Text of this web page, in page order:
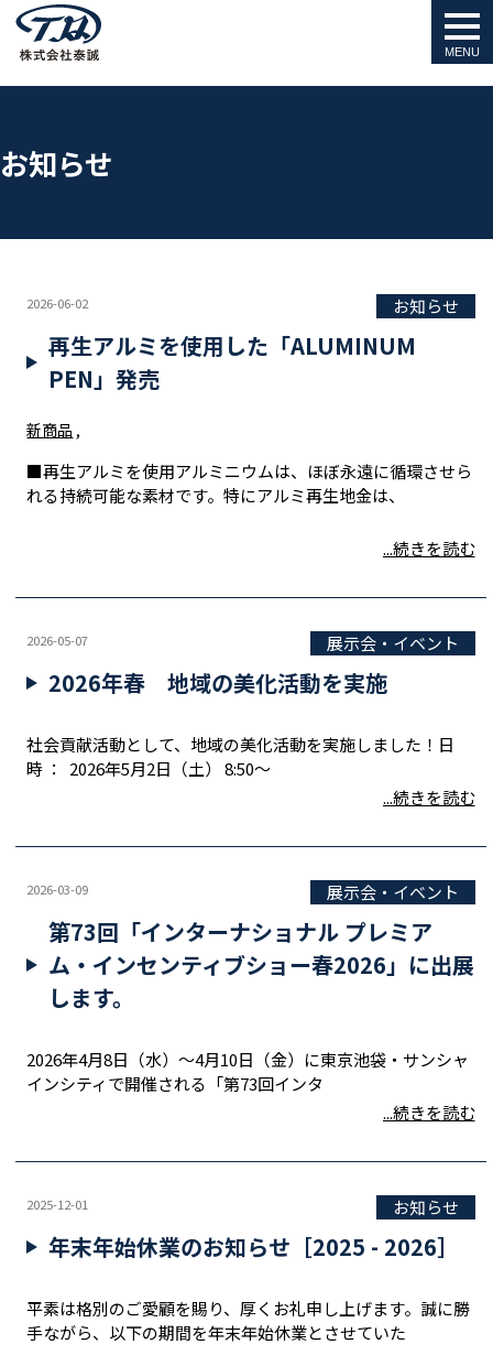
お知らせ
2026-06-02
再生アルミを使用した「ALUMINUM
PEN」発売
お知らせ
新商品
■再生アルミを使用アルミニウムは、ほぼ永遠に循環させら
れる持続可能な素材です。特にアルミ再生地金は、
...続きを読む
2026-05-07
2026年春 地域の美化活動を実施
展示会・イベント
社会貢献活動として、地域の美化活動を実施しました！日
時 ： 2026年5月2日（土） 8:50～
...続きを読む
2026-03-09
第73回「インターナショナル プレミア
ム・インセンティブショー春2026」に出展
します。
展示会・イベント
2026年4月8日（水）～4月10日（金）に東京池袋・サンシャ
インシティで開催される「第73回インタ
...続きを読む
2025-12-01
年末年始休業のお知らせ［2025 - 2026］
お知らせ
平素は格別のご愛顧を賜り、厚くお礼申し上げます。誠に勝
手ながら、以下の期間を年末年始休業とさせていた